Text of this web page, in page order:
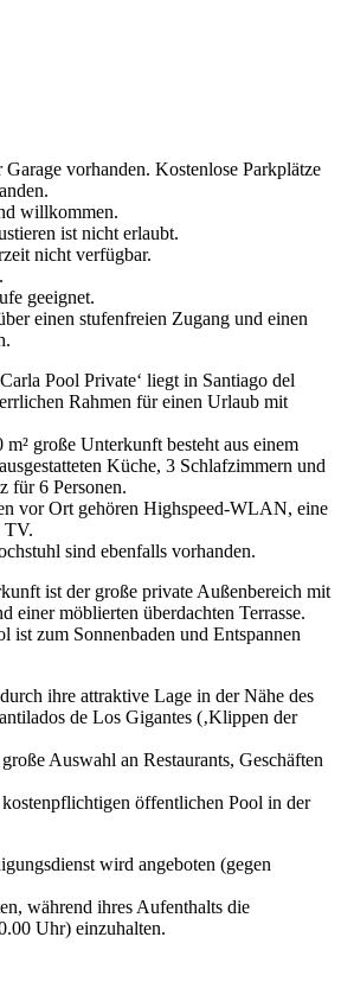
vorhanden. Kostenlose Parkplätze
willkommen.
ist nicht erlaubt.
nicht verfügbar.
geeignet.
einen stufenfreien Zugang und einen
Pool Private‘ liegt in Santiago del
Rahmen für einen Urlaub mit
große Unterkunft besteht aus einem
Küche, 3 Schlafzimmern und
für 6 Personen.
vor Ort gehören Highspeed-WLAN, eine
TV.
sind ebenfalls vorhanden.
ist der große private Außenbereich mit
einer möblierten überdachten Terrasse.
ist zum Sonnenbaden und Entspannen
ihre attraktive Lage in der Nähe des
de Los Gigantes (‚Klippen der
Auswahl an Restaurants, Geschäften
öffentlichen Pool in der
wird angeboten (gegen
während ihres Aufenthalts die
Uhr) einzuhalten.